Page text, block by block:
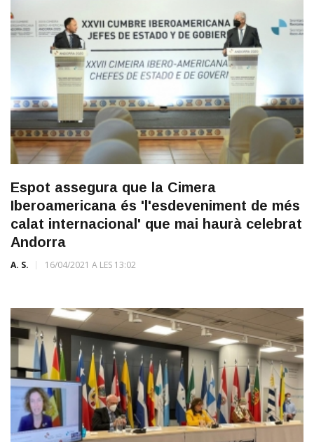
Espot assegura que la Cimera
Iberoamericana és 'l'esdeveniment de més
calat internacional' que mai haurà celebrat
Andorra
A. S. 16/04/2021 A LES 13:02